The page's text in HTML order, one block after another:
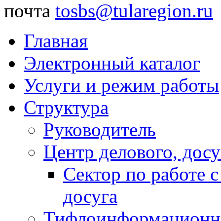
почта tosbs@tularegion.ru
Главная
Электронный каталог
Услуги и режим работы
Структура
Руководитель
Центр делового,
Сектор по работе
досуга